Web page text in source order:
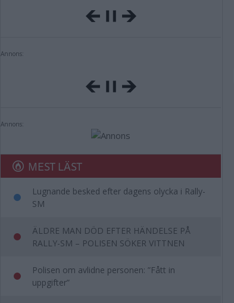
Annons:
Annons:
MEST LÄST
Lugnande besked efter dagens olycka i Rally-
SM
ÄLDRE MAN DÖD EFTER HÄNDELSE PÅ
RALLY-SM – POLISEN SÖKER VITTNEN
Polisen om avlidne personen: ”Fått in
uppgifter”